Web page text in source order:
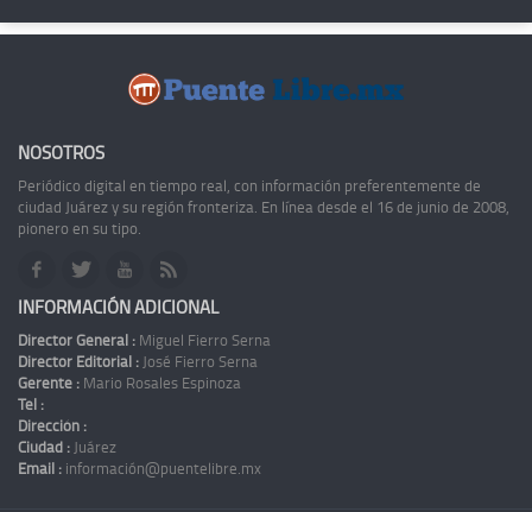
NOSOTROS
Periódico digital en tiempo real, con información preferentemente de
ciudad Juárez y su región fronteriza. En línea desde el 16 de junio de 2008,
pionero en su tipo.
INFORMACIÓN ADICIONAL
Director General : Miguel Fierro Serna
Director Editorial : José Fierro Serna
Gerente : Mario Rosales Espinoza
Tel :
Dirección :
Ciudad : Juárez
Email : información@puentelibre.mx